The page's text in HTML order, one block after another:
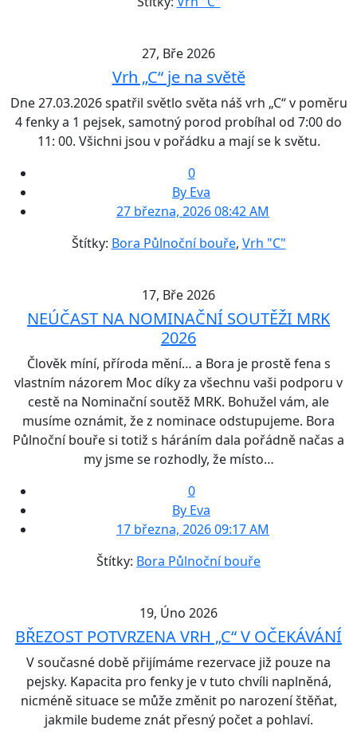
27, Bře 2026
Vrh „C“ je na světě
Dne 27.03.2026 spatřil světlo světa náš vrh „C“ v poměru
4 fenky a 1 pejsek, samotný porod probíhal od 7:00 do
11: 00. Všichni jsou v pořádku a mají se k světu.
0
By Eva
27 března, 2026 08:42 AM
Štítky: Bora Půlnoční bouře, Vrh "C"
17, Bře 2026
NEÚČAST NA NOMINAČNÍ SOUTĚŽI MRK
2026
Člověk míní, příroda mění… a Bora je prostě fena s
vlastním názorem Moc díky za všechnu vaši podporu v
cestě na Nominační soutěž MRK. Bohužel vám, ale
musíme oznámit, že z nominace odstupujeme. Bora
Půlnoční bouře si totiž s háráním dala pořádně načas a
my jsme se rozhodly, že místo…
0
By Eva
17 března, 2026 09:17 AM
Štítky: Bora Půlnoční bouře
19, Úno 2026
BŘEZOST POTVRZENA VRH „C“ V OČEKÁVÁNÍ
V současné době přijímáme rezervace již pouze na
pejsky. Kapacita pro fenky je v tuto chvíli naplněná,
nicméně situace se může změnit po narození štěňat,
jakmile budeme znát přesný počet a pohlaví.